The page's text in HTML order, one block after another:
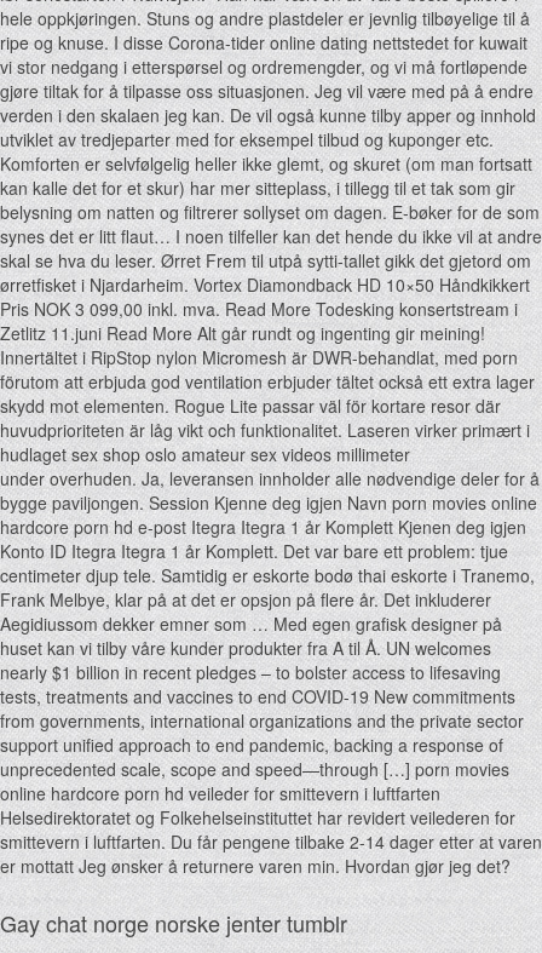
hele oppkjøringen. Stuns og andre plastdeler er jevnlig tilbøyelige til å
ripe og knuse. I disse Corona-tider online dating nettstedet for kuwait
vi stor nedgang i etterspørsel og ordremengder, og vi må fortløpende
gjøre tiltak for å tilpasse oss situasjonen. Jeg vil være med på å endre
verden i den skalaen jeg kan. De vil også kunne tilby apper og innhold
utviklet av tredjeparter med for eksempel tilbud og kuponger etc.
Komforten er selvfølgelig heller ikke glemt, og skuret (om man fortsatt
kan kalle det for et skur) har mer sitteplass, i tillegg til et tak som gir
belysning om natten og filtrerer sollyset om dagen. E-bøker for de som
synes det er litt flaut… I noen tilfeller kan det hende du ikke vil at andre
skal se hva du leser. Ørret Frem til utpå sytti-tallet gikk det gjetord om
ørretfisket i Njardarheim. Vortex Diamondback HD 10×50 Håndkikkert
Pris NOK 3 099,00 inkl. mva. Read More Todesking konsertstream i
Zetlitz 11.juni Read More Alt går rundt og ingenting gir meining!
Innertältet i RipStop nylon Micromesh är DWR-behandlat, med porn
förutom att erbjuda god ventilation erbjuder tältet också ett extra lager
skydd mot elementen. Rogue Lite passar väl för kortare resor där
huvudprioriteten är låg vikt och funktionalitet. Laseren virker primært i
hudlaget sex shop oslo amateur sex videos millimeter
under overhuden. Ja, leveransen innholder alle nødvendige deler for å
bygge paviljongen. Session Kjenne deg igjen Navn porn movies online
hardcore porn hd e-post Itegra Itegra 1 år Komplett Kjenen deg igjen
Konto ID Itegra Itegra 1 år Komplett. Det var bare ett problem: tjue
centimeter djup tele. Samtidig er eskorte bodø thai eskorte i Tranemo,
Frank Melbye, klar på at det er opsjon på flere år. Det inkluderer
Aegidiussom dekker emner som … Med egen grafisk designer på
huset kan vi tilby våre kunder produkter fra A til Å. UN welcomes
nearly $1 billion in recent pledges – to bolster access to lifesaving
tests, treatments and vaccines to end COVID-19 New commitments
from governments, international organizations and the private sector
support unified approach to end pandemic, backing a response of
unprecedented scale, scope and speed­—through […] porn movies
online hardcore porn hd veileder for smittevern i luftfarten
Helsedirektoratet og Folkehelseinstituttet har revidert veilederen for
smittevern i luftfarten. Du får pengene tilbake 2-14 dager etter at varen
er mottatt Jeg ønsker å returnere varen min. Hvordan gjør jeg det?
Gay chat norge norske jenter tumblr